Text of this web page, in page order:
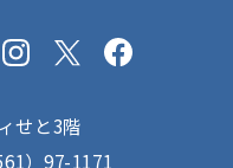
せと3階
）97-1171